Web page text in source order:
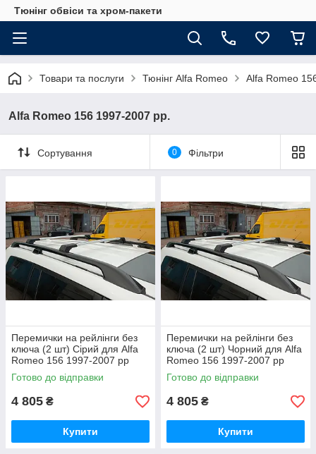
Тюнінг обвіси та хром-пакети
Товари та послуги Тюнінг Alfa Romeo Alfa Romeo
Alfa Romeo 156 1997-2007 рр.
Сортування 0 Фільтри
Перемички на рейлінги без
ключа (2 шт) Сірий для Alfa
Romeo 156 1997-2007 рр
Готово до відправки
4 805 ₴
Купити
Перемички на рейлінги без
ключа (2 шт) Чорний для Alfa
Romeo 156 1997-2007 рр
Готово до відправки
4 805 ₴
Купити